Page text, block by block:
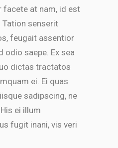
facete at nam, id est
senserit
feugait assentior
odio saepe. Ex sea
dictas tractatos
ei. Ei quas
sadipscing, ne
ei illum
fugit inani, vis veri